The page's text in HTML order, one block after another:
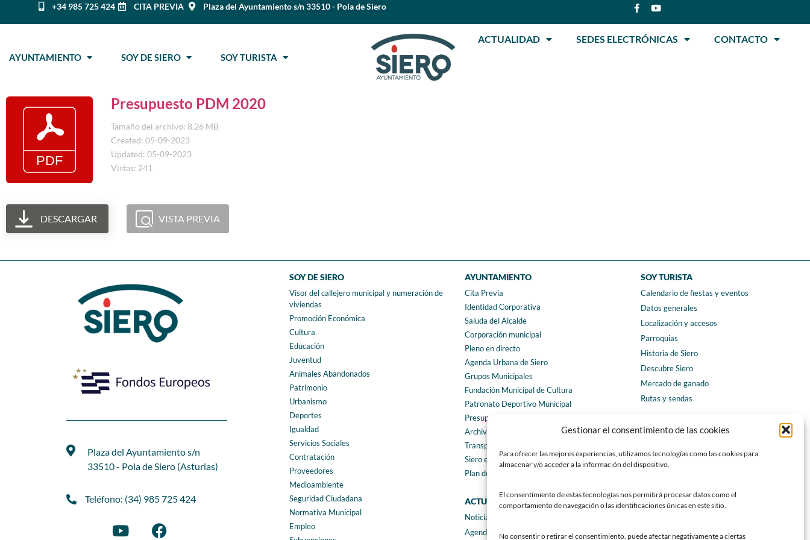
Gestionar el consentimiento de las cookies
Para ofrecer las mejores experiencias, utilizamos tecnologías como las cookies para
almacenar y/o acceder a la información del dispositivo.
El consentimiento de estas tecnologías nos permitirá procesar datos como el
comportamiento de navegación o las identificaciones únicas en este sitio.
No consentir o retirar el consentimiento, puede afectar negativamente a ciertas
+34 985 725 424 CITA PREVIA Plaza del Ayuntamiento s/n 33510 - Pola de Siero
AYUNTAMIENTO SOY DE SIERO SOY TURISTA
ACTUALIDAD SEDES ELECTRÓNICAS CONTACTO
Presupuesto PDM 2020
Tamaño del archivo: 8.26 MB
Created: 05-09-2023
Updated: 05-09-2023
Vistas: 241
DESCARGAR VISTA PREVIA
Plaza del Ayuntamiento s/n
33510 - Pola de Siero (Asturias)
Teléfono: (34) 985 725 424
SOY DE SIERO
Visor del callejero municipal y numeración de
viviendas
Promoción Económica
Cultura
Educación
Juventud
Animales Abandonados
Patrimonio
Urbanismo
Deportes
Igualdad
Servicios Sociales
Contratación
Proveedores
Medioambiente
Seguridad Ciudadana
Normativa Municipal
Empleo
AYUNTAMIENTO
Cita Previa
Identidad Corporativa
Saluda del Alcalde
Corporación municipal
Pleno en directo
Agenda Urbana de Siero
Grupos Municipales
Fundación Municipal de Cultura
Patronato Deportivo Municipal
Presupuestos municipales
Archivo municipal
Transparencia
Siero en Cifras
Plan de igualdad
ACTUALIDAD
Noticias
Agenda
SOY TURISTA
Calendario de fiestas y eventos
Datos generales
Localización y accesos
Parroquias
Historia de Siero
Descubre Siero
Mercado de ganado
Rutas y sendas
CONTACTO
Teléfonos de interés
Formulario de contacto